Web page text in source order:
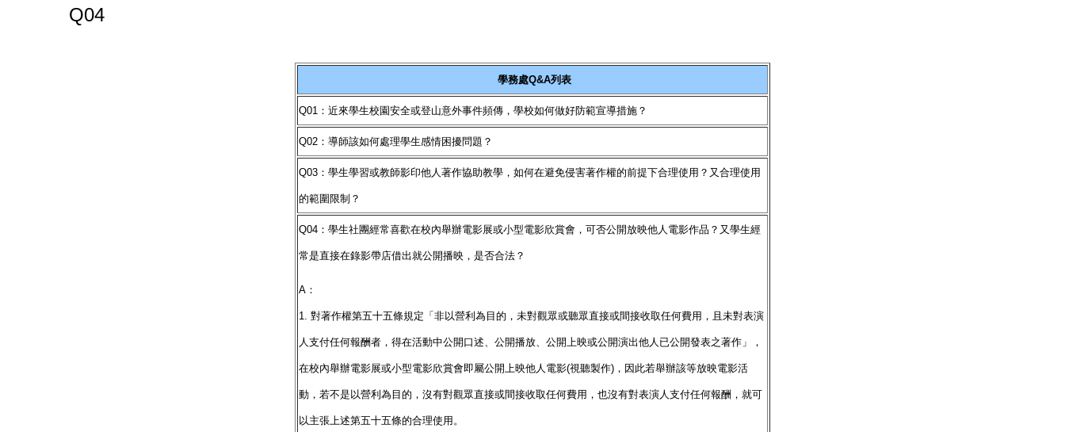
Q04
學務處Q&A列表
Q01：近來學生校園安全或登山意外事件頻傳，學校如何做好防範宣導措施？
Q02：導師該如何處理學生感情困擾問題？
Q03：學生學習或教師影印他人著作協助教學，如何在避免侵害著作權的前提下合理使用？又合理使用
的範圍限制？
Q04：學生社團經常喜歡在校內舉辦電影展或小型電影欣賞會，可否公開放映他人電影作品？又學生經
常是直接在錄影帶店借出就公開播映，是否合法？
A：
1. 對著作權第五十五條規定「非以營利為目的，未對觀眾或聽眾直接或間接收取任何費用，且未對表演
人支付任何報酬者，得在活動中公開口述、公開播放、公開上映或公開演出他人已公開發表之著作」，
在校內舉辦電影展或小型電影欣賞會即屬公開上映他人電影(視聽製作)，因此若舉辦該等放映電影活
動，若不是以營利為目的，沒有對觀眾直接或間接收取任何費用，也沒有對表演人支付任何報酬，就可
以主張上述第五十五條的合理使用。